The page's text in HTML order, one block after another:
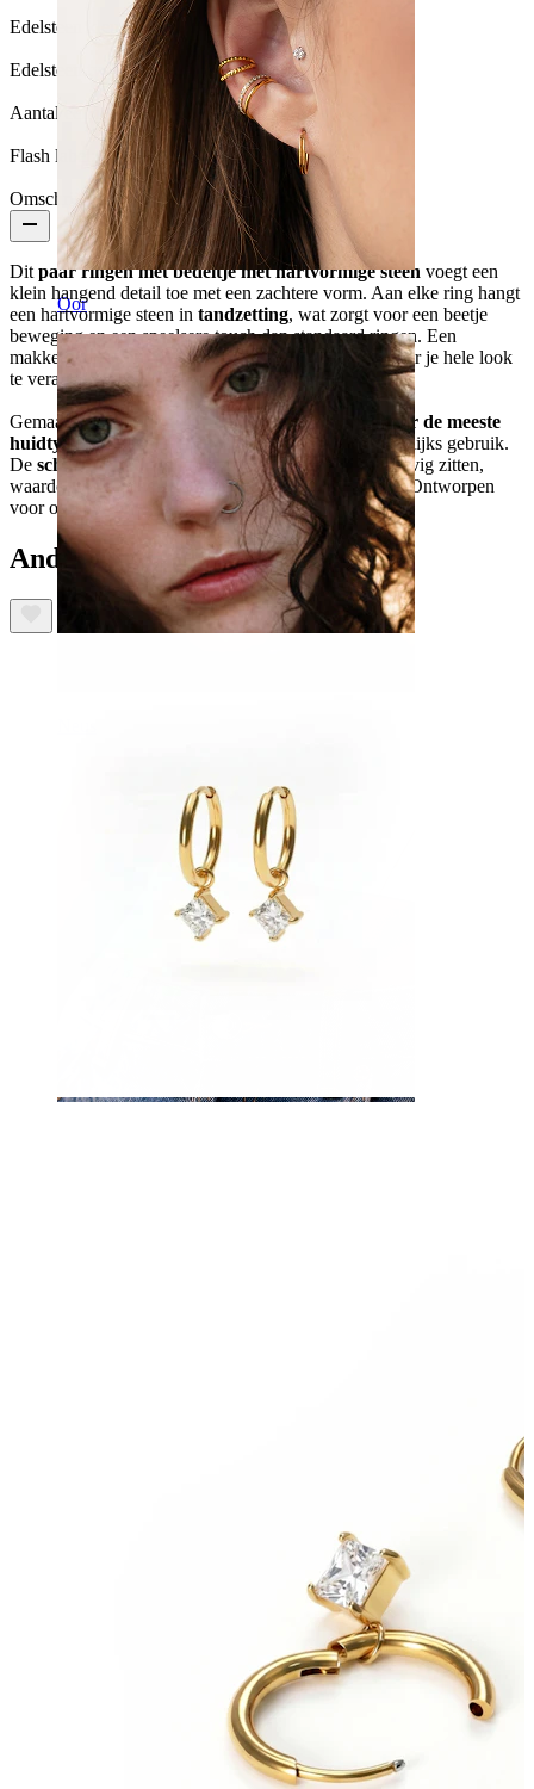
Oor
Edelsteen kleur:Transparant
Edelsteen type:Zirkonia
Aantal eenheden:1
Flash label:3 voor 2
Omschrijving
Dit paar ringen met bedeltje met hartvormige steen voegt een
klein hangend detail toe met een zachtere vorm. Aan elke ring hangt
een hartvormige steen in tandzetting, wat zorgt voor een beetje
beweging en een speelsere touch dan standaard ringen. Een
makkelijke manier om iets extra’s toe te voegen zonder je hele look
te veranderen. Verkrijgbaar in goud- en zilverkleur.
Gemaakt vanchirurgisch staal , zijn zegeschikt voor de meeste
huidtypes, waterbestendig
en duurzaam
voor dagelijks gebruik.
De scharnierluiting
klikt makkelijk dicht en blijft stevig zitten,
waardoor je ze simpel omdoet en gewoon laat zitten. Ontworpen
voor oorlelpiercings en verkocht als een paar.
Anderen kochten ook